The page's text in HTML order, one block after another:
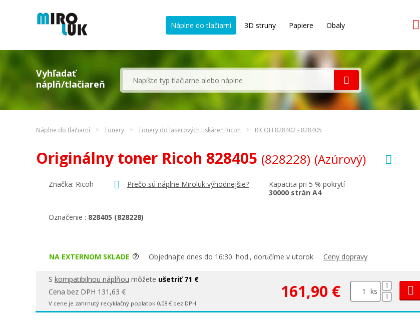
Náplne do tlačiarní 3D struny Papiere Obaly
Vyhľadať
náplň/tlačiareň
Náplne do tlačiarní Tonery Tonery do laserových tiskáren Ricoh RICOH 828402 - 828405
Originálny toner Ricoh 828405 (828228) (Azúrový)
Značka: Ricoh Prečo sú náplne Miroluk výhodnejšie?
Kapacita pri 5 % pokrytí
30000 strán A4
Označenie : 828405 (828228)
NA EXTERNOM SKLADE Objednajte dnes do 16:30. hod., doručíme v utorok Ceny dopravy
S kompatibilnou náplňou môžete ušetriť 71 €
Cena bez DPH 131,63 €
V cene je zahrnutý recyklačný poplatok 0,08 € bez DPH
161,90 € ks